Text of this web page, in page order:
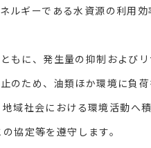
ルギーである水資源の利用
もに、発生量の抑制およびリ
のため、油類ほか環境に負
域社会における環境活動へ積
協定等を遵守します。